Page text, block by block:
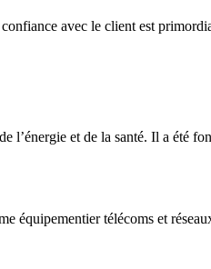
avec le client est
l’énergie et de la santé. Il a été
équipementier télécoms et